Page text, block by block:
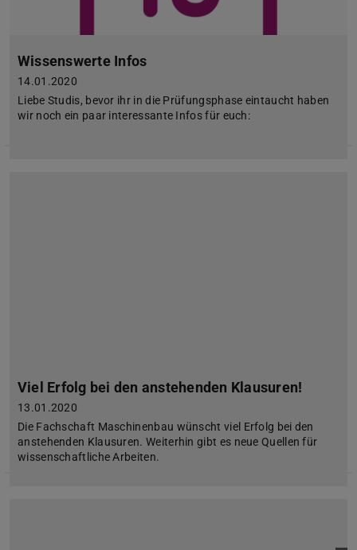
Wissenswerte Infos
14.01.2020
Liebe Studis, bevor ihr in die Prüfungsphase eintaucht haben
wir noch ein paar interessante Infos für euch:
Viel Erfolg bei den anstehenden Klausuren!
13.01.2020
Die Fachschaft Maschinenbau wünscht viel Erfolg bei den
anstehenden Klausuren. Weiterhin gibt es neue Quellen für
wissenschaftliche Arbeiten.